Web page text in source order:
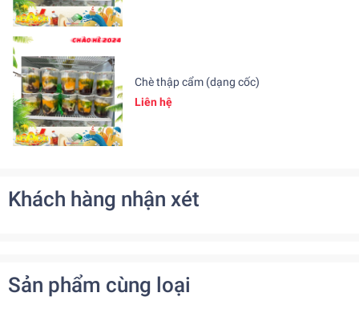
Chè thập cẩm (dạng cốc)
Liên hệ
Khách hàng nhận xét
Sản phẩm cùng loại